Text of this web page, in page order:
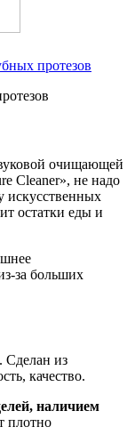
протезов
очищающей
Cleaner», не надо
искусственных
остатки еды и
за больших
Сделан из
качество.
наличием
плотно